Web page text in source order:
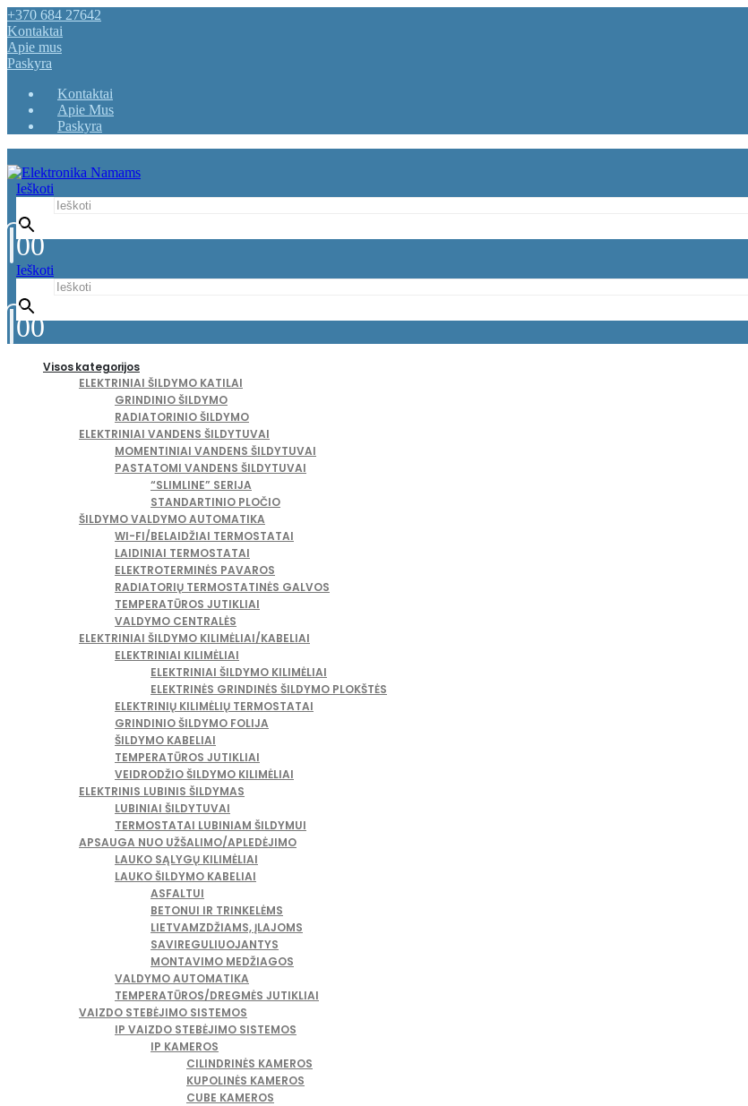
+370 684 27642
Kontaktai
Apie mus
Paskyra
Kontaktai
Apie Mus
Paskyra
Ieškoti
00
Ieškoti
00
Visos kategorijos
ELEKTRINIAI ŠILDYMO KATILAI
GRINDINIO ŠILDYMO
RADIATORINIO ŠILDYMO
ELEKTRINIAI VANDENS ŠILDYTUVAI
MOMENTINIAI VANDENS ŠILDYTUVAI
PASTATOMI VANDENS ŠILDYTUVAI
“SLIMLINE” SERIJA
STANDARTINIO PLOČIO
ŠILDYMO VALDYMO AUTOMATIKA
WI-FI/BELAIDŽIAI TERMOSTATAI
LAIDINIAI TERMOSTATAI
ELEKTROTERMINĖS PAVAROS
RADIATORIŲ TERMOSTATINĖS GALVOS
TEMPERATŪROS JUTIKLIAI
VALDYMO CENTRALĖS
ELEKTRINIAI ŠILDYMO KILIMĖLIAI/KABELIAI
ELEKTRINIAI KILIMĖLIAI
ELEKTRINIAI ŠILDYMO KILIMĖLIAI
ELEKTRINĖS GRINDINĖS ŠILDYMO PLOKŠTĖS
ELEKTRINIŲ KILIMĖLIŲ TERMOSTATAI
GRINDINIO ŠILDYMO FOLIJA
ŠILDYMO KABELIAI
TEMPERATŪROS JUTIKLIAI
VEIDRODŽIO ŠILDYMO KILIMĖLIAI
ELEKTRINIS LUBINIS ŠILDYMAS
LUBINIAI ŠILDYTUVAI
TERMOSTATAI LUBINIAM ŠILDYMUI
APSAUGA NUO UŽŠALIMO/APLEDĖJIMO
LAUKO SĄLYGŲ KILIMĖLIAI
LAUKO ŠILDYMO KABELIAI
ASFALTUI
BETONUI IR TRINKELĖMS
LIETVAMZDŽIAMS, ĮLAJOMS
SAVIREGULIUOJANTYS
MONTAVIMO MEDŽIAGOS
VALDYMO AUTOMATIKA
TEMPERATŪROS/DREGMĖS JUTIKLIAI
VAIZDO STEBĖJIMO SISTEMOS
IP VAIZDO STEBĖJIMO SISTEMOS
IP KAMEROS
CILINDRINĖS KAMEROS
KUPOLINĖS KAMEROS
CUBE KAMEROS